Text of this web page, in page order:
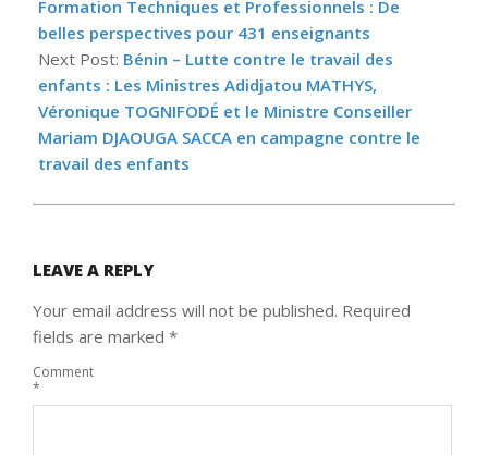
07
Formation Techniques et Professionnels : De
belles perspectives pour 431 enseignants
Next Post: Bénin – Lutte contre le travail des
enfants : Les Ministres Adidjatou MATHYS,
Véronique TOGNIFODÉ et le Ministre Conseiller
Mariam DJAOUGA SACCA en campagne contre le
travail des enfants
LEAVE A REPLY
Your email address will not be published. Required
fields are marked *
Comment
*